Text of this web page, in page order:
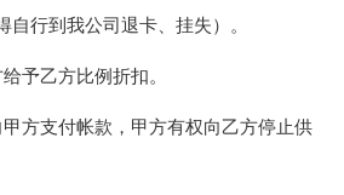
自行到我公司退卡、挂失）。
乙方比例折扣。
支付帐款，甲方有权向乙方停止供